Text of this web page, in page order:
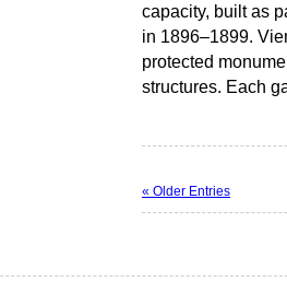
capacity, built as
in 1896–1899.
protected
structures. Each
« Older Entries